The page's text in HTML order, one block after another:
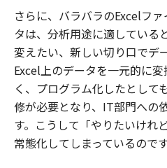
さらに、バラバラのExcelフ
タは、分析用途に適している
変えたい、新しい切り口でデ
Excel上のデータを一元的に
く、プログラム化したとして
修が必要となり、IT部門への
す。こうして「やりたいけれ
常態化してしまっているのです